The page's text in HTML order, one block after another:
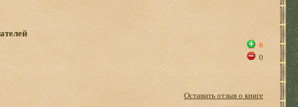
6
0
Оставить отзыв о книге